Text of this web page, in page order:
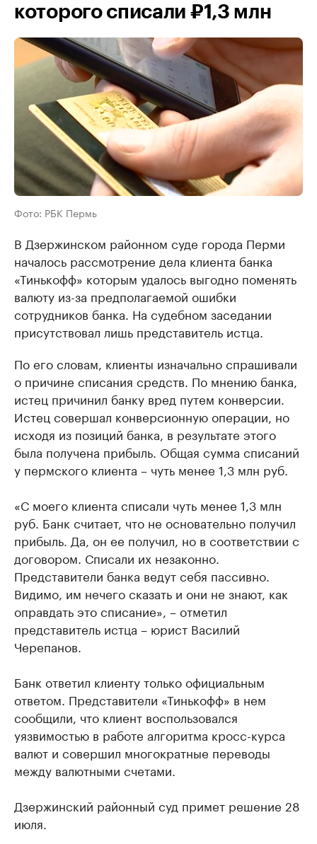
которого списали ₽1,3 млн
Фото: РБК Пермь
В Дзержинском районном суде города Перми
началось рассмотрение дела клиента банка
«Тинькофф» которым удалось выгодно поменять
валюту из-за предполагаемой ошибки
сотрудников банка. На судебном заседании
присутствовал лишь представитель истца.
По его словам, клиенты изначально спрашивали
о причине списания средств. По мнению банка,
истец причинил банку вред путем конверсии.
Истец совершал конверсионную операции, но
исходя из позиций банка, в результате этого
была получена прибыль. Общая сумма списаний
у пермского клиента – чуть менее 1,3 млн руб.
«С моего клиента списали чуть менее 1,3 млн
руб. Банк считает, что не основательно получил
прибыль. Да, он ее получил, но в соответствии с
договором. Списали их незаконно.
Представители банка ведут себя пассивно.
Видимо, им нечего сказать и они не знают, как
оправдать это списание», – отметил
представитель истца – юрист Василий
Черепанов.
Банк ответил клиенту только официальным
ответом. Представители «Тинькофф» в нем
сообщили, что клиент воспользовался
уязвимостью в работе алгоритма кросс-курса
валют и совершил многократные переводы
между валютными счетами.
Дзержинский районный суд примет решение 28
июля.